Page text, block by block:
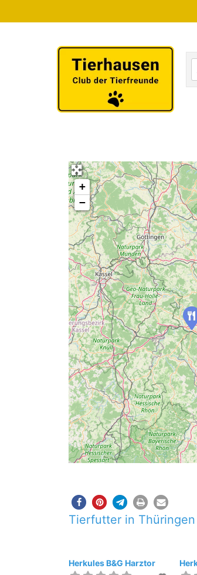
Inhalt
+
−
Tierfutter in Thüringen
Herkules B&G Harztor